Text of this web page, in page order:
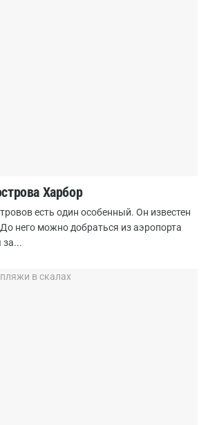
Харбор
есть один особенный. Он известен
него можно добраться из аэропорта
за...